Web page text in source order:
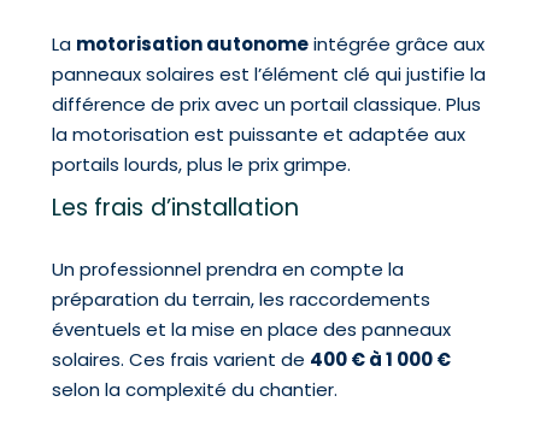
La motorisation autonomeintégrée grâce aux
panneaux solaires est l’élément clé qui justifie la
différence de prix avec un portail classique. Plus
la motorisation est puissante et adaptée aux
portails lourds, plus le prix grimpe.
Les frais d’installation
Un professionnel prendra en compte la
préparation du terrain, les raccordements
éventuels et la mise en place des panneaux
solaires. Ces frais varient de 400 € à 1 000 €
selon la complexité du chantier.